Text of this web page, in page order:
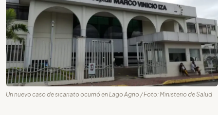
Un nuevo caso de sicariato ocurrió en Lago Agrio / Foto: Ministerio de Salud